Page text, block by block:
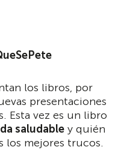
los libros, por
presentaciones
Esta vez es un libro
saludable y quién
los mejores trucos.